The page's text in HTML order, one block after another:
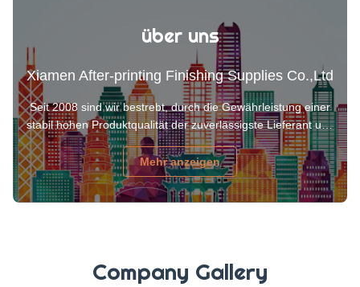
über uns
Xiamen After-printing Finishing Supplies Co.,Ltd
Seit 2008 sind wir bestrebt, durch die Gewährleistung einer
stabil hohen Produktqualität der zuverlässigste Lieferant und
Partner im Druck- und Verpackungsbereich zu sein.Unsere
Produkte werden mittlerweile in Nordamerika,
Lateinamerika, Asien, dem Nahen Osten und Europa gut
angenommen.
Mehr anzeigen
Company Gallery